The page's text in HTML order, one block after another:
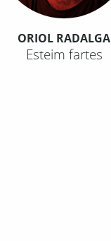
ORIOL RADALGA
Esteim fartes